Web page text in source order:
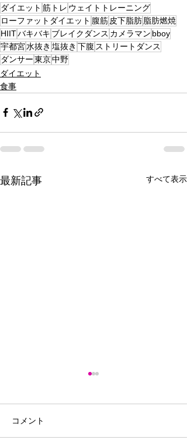
ダイエット 筋トレ ウェイトトレーニング
ローファットダイエット 腹筋 皮下脂肪脂肪燃焼
HIITバキバキ ブレイクダンス カメラマン bboy
宇都宮水抜き 塩抜き 下腹 ストリートダンス
ダンサー東京中野
ダイエット
食事
最新記事 すべて表示
コメント